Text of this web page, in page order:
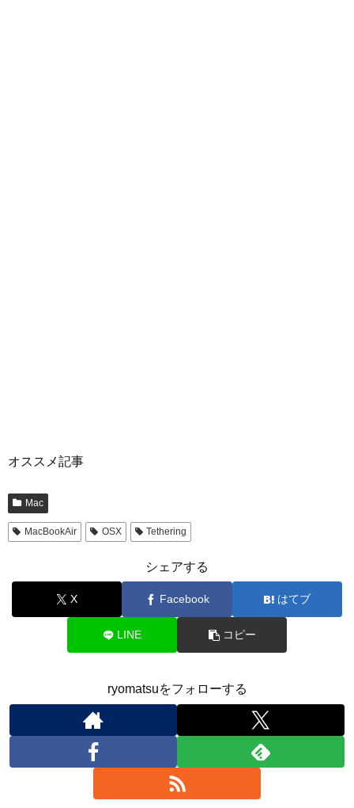
オススメ記事
Mac
MacBookAir OSX Tethering
シェアする
X Facebook はてブ
LINE コピー
ryomatsuをフォローする